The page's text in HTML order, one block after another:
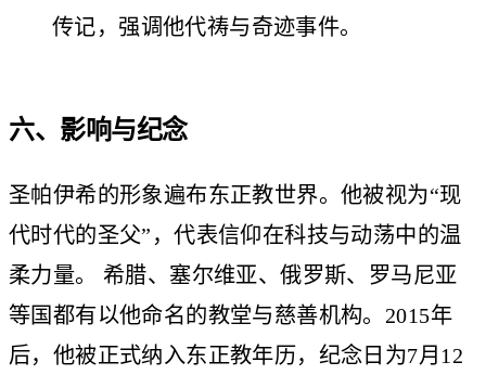
传记，强调他代祷与奇迹事件。
六、影响与纪念
圣帕伊希的形象遍布东正教世界。他被视为“现
代时代的圣父”，代表信仰在科技与动荡中的温
柔力量。 希腊、塞尔维亚、俄罗斯、罗马尼亚
等国都有以他命名的教堂与慈善机构。2015年
后，他被正式纳入东正教年历，纪念日为7月12